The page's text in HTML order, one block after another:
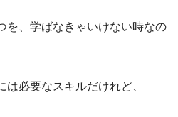
を、学ばなきゃいけない時なの
必要なスキルだけれど、